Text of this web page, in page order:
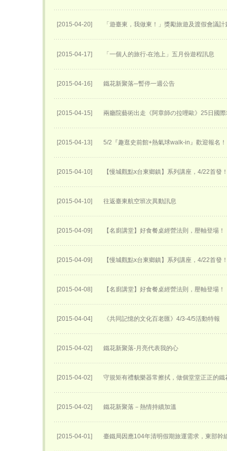
[2015-04-20] 「遊臺東，我做東！」獎勵旅遊及渡假會議計
[2015-04-17] 「一個人的旅行‧在池上」五月份遊程訊息
[2015-04-16] 鐵花新聚落─暫停一週公告
[2015-04-15] 兩廳院藝術出走《阿章師の拉哩歐》25日國
[2015-04-13] 5/2『趣逛史前館+熱氣球walk-in』歡迎報名！
[2015-04-10] 【慢城觀點x台東鄉鎮】系列講座，4/22首發
[2015-04-10] 往返臺東航空班次異動訊息
[2015-04-09] 【名廚講堂】好食餐桌經營法則，壓軸登場！
[2015-04-09] 【慢城觀點x台東鄉鎮】系列講座，4/22首發
[2015-04-08] 【名廚講堂】好食餐桌經營法則，壓軸登場！
[2015-04-04] 《共同記憶的文化百老匯》4/3-4/5活動特報
[2015-04-02] 鐵花新聚落-月亮代表我的心
[2015-04-02] 守規矩有禮貌樂器常擦拭，做個堂堂正正的鐵
[2015-04-02] 鐵花新聚落－熱情持續加溫
[2015-04-01] 臺鐵局因應104年清明假期旅運需求，東部幹